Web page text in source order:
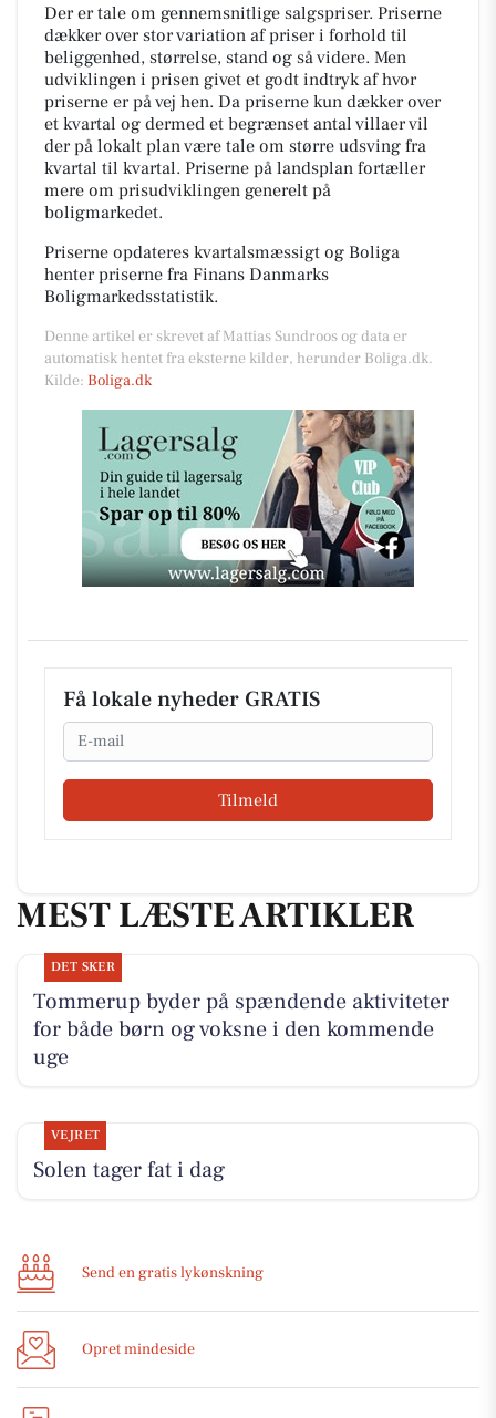
Der er tale om gennemsnitlige salgspriser. Priserne
dækker over stor variation af priser i forhold til
beliggenhed, størrelse, stand og så videre. Men
udviklingen i prisen givet et godt indtryk af hvor
priserne er på vej hen. Da priserne kun dækker over
et kvartal og dermed et begrænset antal villaer vil
der på lokalt plan være tale om større udsving fra
kvartal til kvartal. Priserne på landsplan fortæller
mere om prisudviklingen generelt på
boligmarkedet.
Priserne opdateres kvartalsmæssigt og Boliga
henter priserne fra Finans Danmarks
Boligmarkedsstatistik.
Denne artikel er skrevet af Mattias Sundroos og data er
automatisk hentet fra eksterne kilder, herunder Boliga.dk.
Kilde: Boliga.dk
Få lokale nyheder GRATIS
Email
Tilmeld
MEST LÆSTE ARTIKLER
DET SKER
Tommerup byder på spændende aktiviteter
for både børn og voksne i den kommende
uge
VEJRET
Solen tager fat i dag
Send en gratis lykønskning
Opret mindeside